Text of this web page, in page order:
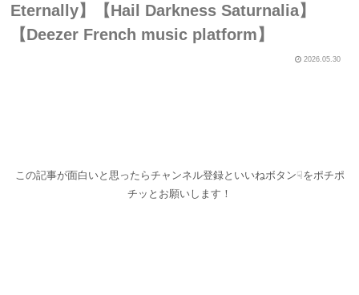
Eternally】【Hail Darkness Saturnalia】
【Deezer French music platform】
2026.05.30
この記事が面白いと思ったらチャンネル登録といいねボタン☟をポチポ
チッとお願いします！